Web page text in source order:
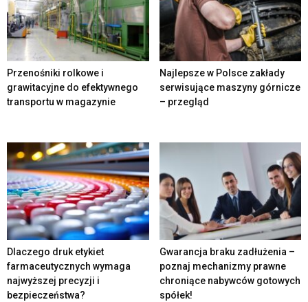
Przenośniki rolkowe i
grawitacyjne do efektywnego
transportu w magazynie
Najlepsze w Polsce zakłady
serwisujące maszyny górnicze
– przegląd
Dlaczego druk etykiet
farmaceutycznych wymaga
najwyższej precyzji i
bezpieczeństwa?
Gwarancja braku zadłużenia –
poznaj mechanizmy prawne
chroniące nabywców gotowych
spółek!